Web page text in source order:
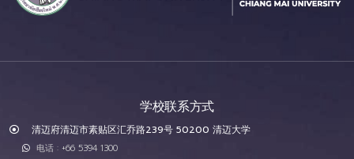
学校联系方式
清迈府清迈市素贴区汇乔路239号 50200 清迈大学
电话 : +66 5394 1300